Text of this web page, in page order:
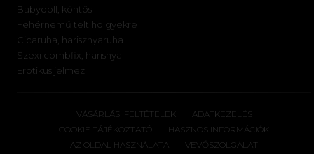
Babydoll, köntös
Fehérnemű telt hölgyekre
Cicaruha, harisznyaruha
Szexi combfix, harisnya
Erotikus jelmez
VÁSÁRLÁSI FELTÉTELEK
ADATKEZELÉS
COOKIE TÁJÉKOZTATÓ
HASZNOS INFORMÁCIÓK
AZ OLDAL HASZNÁLATA
VEVŐSZOLGÁLAT